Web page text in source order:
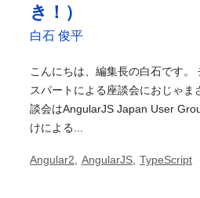
き！）
白石 俊平
こんにちは、編集長の白石です
スパートによる座談会におじゃ
談会はAngularJS Japan User
けによる...
Angular2 AngularJS TypeScript